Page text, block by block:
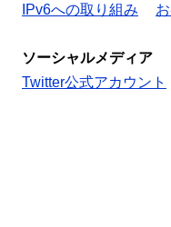
IPv6への取り組み
ソーシャルメディア
Twitter公式アカウント